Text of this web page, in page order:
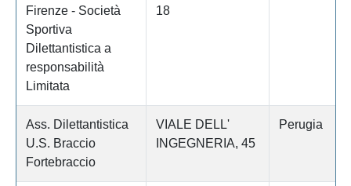
Firenze - Società
Sportiva
Dilettantistica a
responsabilità
Limitata
18
Ass. Dilettantistica
U.S. Braccio
Fortebraccio
VIALE DELL'
INGEGNERIA, 45
Perugia